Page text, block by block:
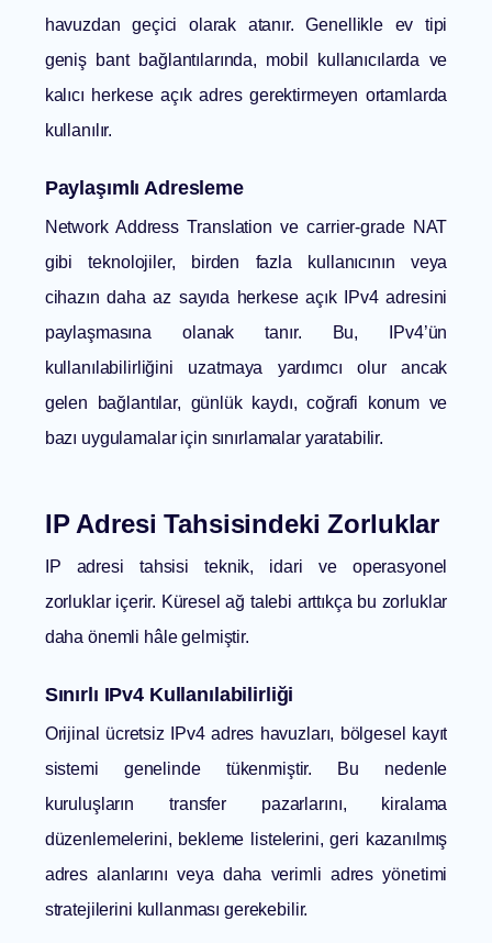
havuzdan geçici olarak atanır. Genellikle ev tipi
geniş bant bağlantılarında, mobil kullanıcılarda ve
kalıcı herkese açık adres gerektirmeyen ortamlarda
kullanılır.
Paylaşımlı Adresleme
Network Address Translation ve carrier-grade NAT
gibi teknolojiler, birden fazla kullanıcının veya
cihazın daha az sayıda herkese açık IPv4 adresini
paylaşmasına olanak tanır. Bu, IPv4’ün
kullanılabilirliğini uzatmaya yardımcı olur ancak
gelen bağlantılar, günlük kaydı, coğrafi konum ve
bazı uygulamalar için sınırlamalar yaratabilir.
IP Adresi Tahsisindeki Zorluklar
IP adresi tahsisi teknik, idari ve operasyonel
zorluklar içerir. Küresel ağ talebi arttıkça bu zorluklar
daha önemli hâle gelmiştir.
Sınırlı IPv4 Kullanılabilirliği
Orijinal ücretsiz IPv4 adres havuzları, bölgesel kayıt
sistemi genelinde tükenmiştir. Bu nedenle
kuruluşların transfer pazarlarını, kiralama
düzenlemelerini, bekleme listelerini, geri kazanılmış
adres alanlarını veya daha verimli adres yönetimi
stratejilerini kullanması gerekebilir.